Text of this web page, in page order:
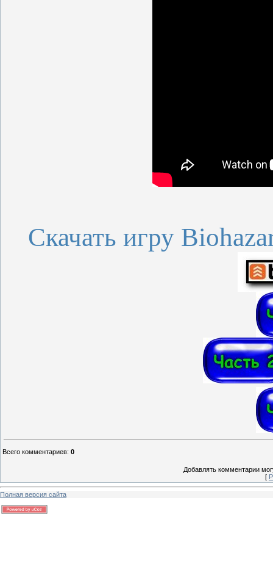
Скачать игру
Всего комментариев: 0
Добавлять комментарии
[
Полная версия сайта